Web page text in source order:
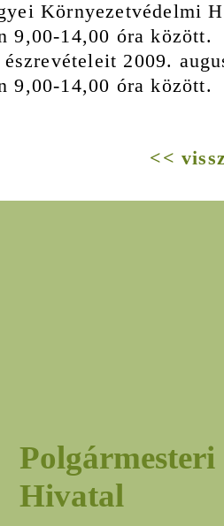
Környezetvédelmi
9,00-14,00 óra között.
2009.
9,00-14,00 óra között.
<<
Polgármesteri
Hivatal